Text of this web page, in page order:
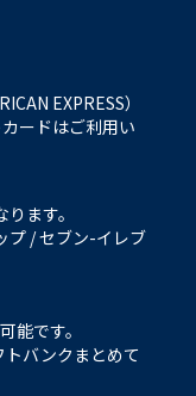
EXPRESS）
ードはご利用い
ます。
プ / セブン-イレブ
能です。
トバンクまとめて